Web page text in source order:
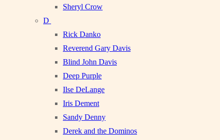
Sheryl Crow
D
Rick Danko
Reverend Gary Davis
Blind John Davis
Deep Purple
Ilse DeLange
Iris Dement
Sandy Denny
Derek and the Dominos